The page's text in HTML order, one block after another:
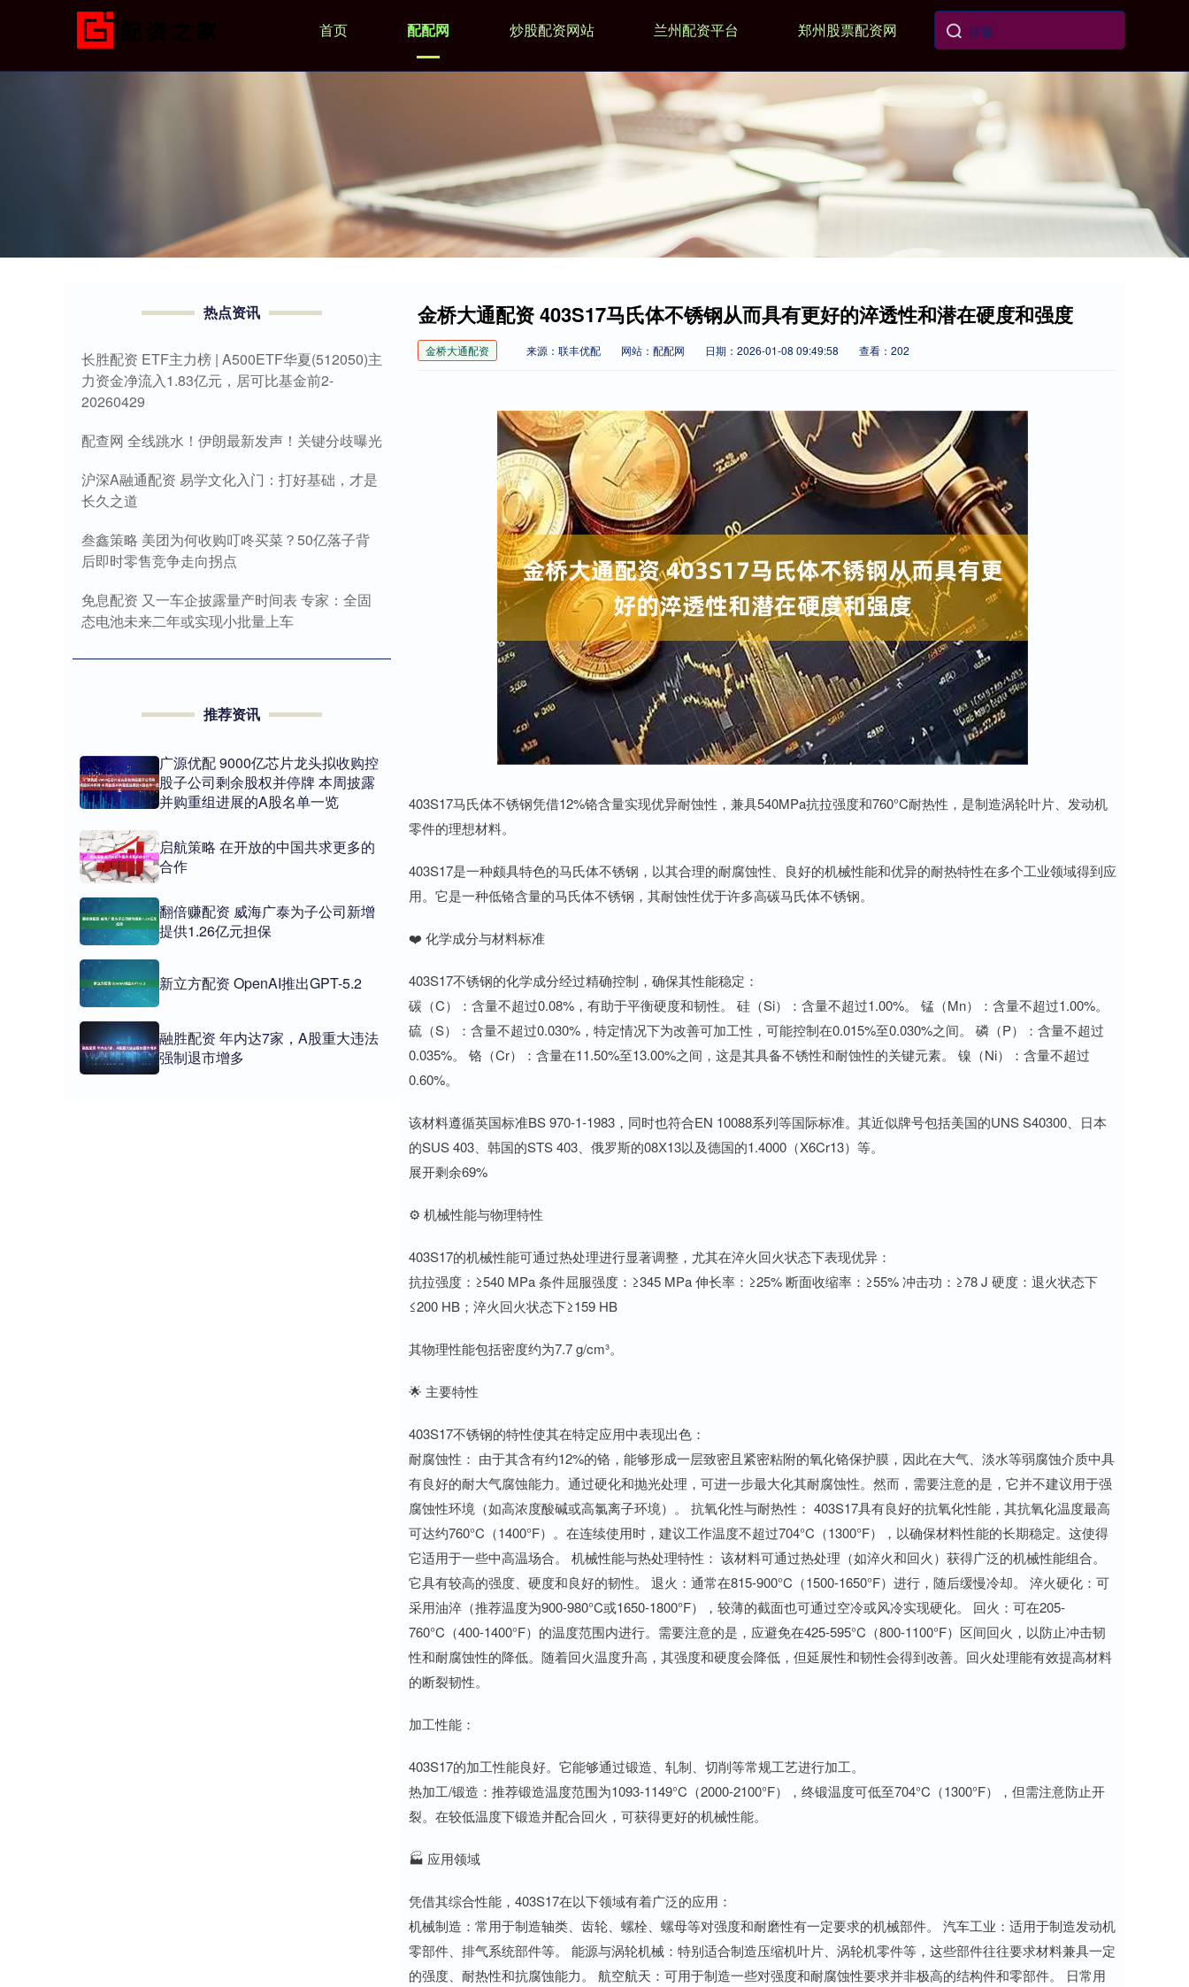
首页 配配网 炒股配资网站 兰州配资平台 郑州股票配资网
金桥大通配资 403S17马氏体不锈钢从而具有更好的淬透性和潜在硬度和强度
金桥大通配资 来源：联丰优配 网站：配配网 日期：2026-01-08 09:49:58 查看：202
403S17马氏体不锈钢凭借12%铬含量实现优异耐蚀性，兼具540MPa抗拉强度和760°C耐热性，是制造涡轮叶片、发动机
零件的理想材料。
403S17是一种颇具特色的马氏体不锈钢，以其合理的耐腐蚀性、良好的机械性能和优异的耐热特性在多个工业领域得到应
用。它是一种低铬含量的马氏体不锈钢，其耐蚀性优于许多高碳马氏体不锈钢。
❤️ 化学成分与材料标准
403S17不锈钢的化学成分经过精确控制，确保其性能稳定：
碳（C）：含量不超过0.08%，有助于平衡硬度和韧性。 硅（Si）：含量不超过1.00%。 锰（Mn）：含量不超过1.00%。
硫（S）：含量不超过0.030%，特定情况下为改善可加工性，可能控制在0.015%至0.030%之间。 磷（P）：含量不超过
0.035%。 铬（Cr）：含量在11.50%至13.00%之间，这是其具备不锈性和耐蚀性的关键元素。 镍（Ni）：含量不超过
0.60%。
该材料遵循英国标准BS 970-1-1983，同时也符合EN 10088系列等国际标准。其近似牌号包括美国的UNS S40300、日本
的SUS 403、韩国的STS 403、俄罗斯的08Х13以及德国的1.4000（X6Cr13）等。
展开剩余69%
⚙️ 机械性能与物理特性
403S17的机械性能可通过热处理进行显著调整，尤其在淬火回火状态下表现优异：
抗拉强度：≥540 MPa 条件屈服强度：≥345 MPa 伸长率：≥25% 断面收缩率：≥55% 冲击功：≥78 J 硬度：退火状态下
≤200 HB；淬火回火状态下≥159 HB
其物理性能包括密度约为7.7 g/cm³。
🌟 主要特性
403S17不锈钢的特性使其在特定应用中表现出色：
耐腐蚀性： 由于其含有约12%的铬，能够形成一层致密且紧密粘附的氧化铬保护膜，因此在大气、淡水等弱腐蚀介质中具
有良好的耐大气腐蚀能力。通过硬化和抛光处理，可进一步最大化其耐腐蚀性。然而，需要注意的是，它并不建议用于强
腐蚀性环境（如高浓度酸碱或高氯离子环境）。 抗氧化性与耐热性： 403S17具有良好的抗氧化性能，其抗氧化温度最高
可达约760°C（1400°F）。在连续使用时，建议工作温度不超过704°C（1300°F），以确保材料性能的长期稳定。这使得
它适用于一些中高温场合。 机械性能与热处理特性： 该材料可通过热处理（如淬火和回火）获得广泛的机械性能组合。
它具有较高的强度、硬度和良好的韧性。 退火：通常在815-900°C（1500-1650°F）进行，随后缓慢冷却。 淬火硬化：可
采用油淬（推荐温度为900-980°C或1650-1800°F），较薄的截面也可通过空冷或风冷实现硬化。 回火：可在205-
760°C（400-1400°F）的温度范围内进行。需要注意的是，应避免在425-595°C（800-1100°F）区间回火，以防止冲击韧
性和耐腐蚀性的降低。随着回火温度升高，其强度和硬度会降低，但延展性和韧性会得到改善。回火处理能有效提高材料
的断裂韧性。
加工性能：
403S17的加工性能良好。它能够通过锻造、轧制、切削等常规工艺进行加工。
热加工/锻造：推荐锻造温度范围为1093-1149°C（2000-2100°F），终锻温度可低至704°C（1300°F），但需注意防止开
裂。在较低温度下锻造并配合回火，可获得更好的机械性能。
🏭 应用领域
凭借其综合性能，403S17在以下领域有着广泛的应用：
机械制造：常用于制造轴类、齿轮、螺栓、螺母等对强度和耐磨性有一定要求的机械部件。 汽车工业：适用于制造发动机
零部件、排气系统部件等。 能源与涡轮机械：特别适合制造压缩机叶片、涡轮机零件等，这些部件往往要求材料兼具一定
的强度、耐热性和抗腐蚀能力。 航空航天：可用于制造一些对强度和耐腐蚀性要求并非极高的结构件和零部件。 日常用
热点资讯
长胜配资 ETF主力榜 | A500ETF华夏(512050)主
力资金净流入1.83亿元，居可比基金前2-
20260429
配查网 全线跳水！伊朗最新发声！关键分歧曝光
沪深A融通配资 易学文化入门：打好基础，才是
长久之道
叁鑫策略 美团为何收购叮咚买菜？50亿落子背
后即时零售竞争走向拐点
免息配资 又一车企披露量产时间表 专家：全固
态电池未来二年或实现小批量上车
推荐资讯
广源优配 9000亿芯片龙头拟收购控
股子公司剩余股权并停牌 本周披露
并购重组进展的A股名单一览
启航策略 在开放的中国共求更多的
合作
翻倍赚配资 威海广泰为子公司新增
提供1.26亿元担保
新立方配资 OpenAI推出GPT-5.2
融胜配资 年内达7家，A股重大违法
强制退市增多